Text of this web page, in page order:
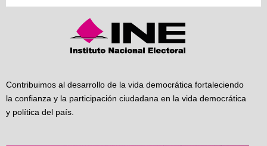
Contribuimos al desarrollo de la vida democrática fortaleciendo
la confianza y la participación ciudadana en la vida democrática
y política del país.